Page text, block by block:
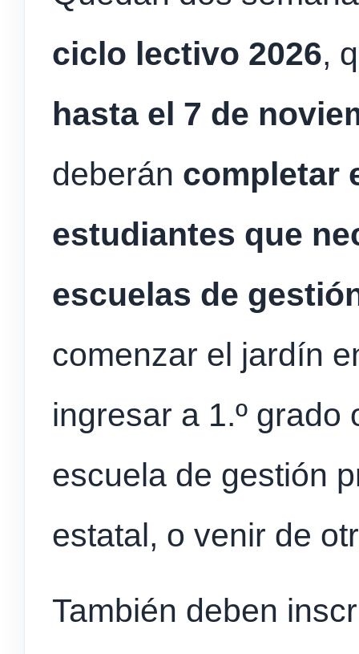
ciclo lectivo 2026,
hasta el 7 de
deberán completar
estudiantes que
escuelas de
comenzar el jardín
ingresar a 1.º grado
escuela de gestión
estatal, o venir de
También deben